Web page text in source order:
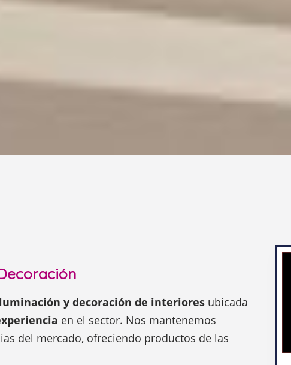
y decoración de interiores ubicada
en el sector. Nos mantenemos
del mercado, ofreciendo productos de las